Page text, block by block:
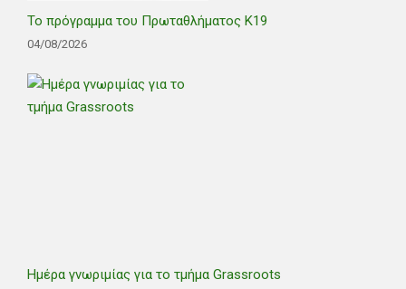
Το πρόγραμμα του Πρωταθλήματος Κ19
04/08/2026
Ημέρα γνωριμίας για το τμήμα Grassroots